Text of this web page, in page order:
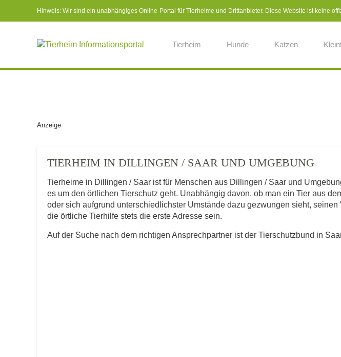
Hinweis: Wir sind ein unabhängiges Online-Portal für Tierheime und Drittanbieter. Diese Website ist keine
Tierheim Hunde Katzen
Anzeige
TIERHEIM IN DILLINGEN / SAAR UND UMGEBUNG
Tierheime in Dillingen / Saar ist für Menschen aus Dillingen / Saar und
es um den örtlichen Tierschutz geht. Unabhängig davon, ob man ein Tier aus
oder sich aufgrund unterschiedlichster Umstände dazu gezwungen sieht,
die örtliche Tierhilfe stets die erste Adresse sein.
Auf der Suche nach dem richtigen Ansprechpartner ist der Tierschutzbund in